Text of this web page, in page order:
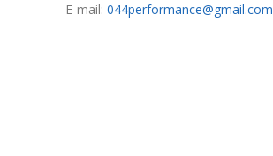
E-mail: 044performance@gmail.com